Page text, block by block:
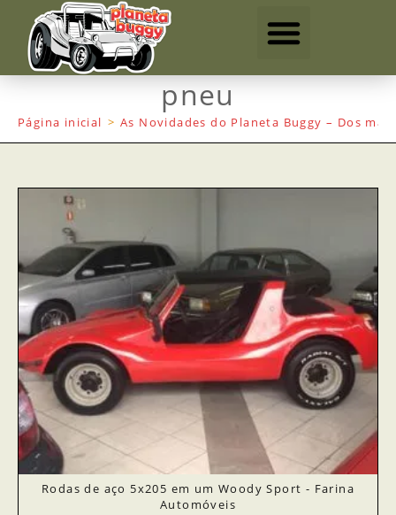
pneu
Página inicial > As Novidades do Planeta Buggy – Dos
Rodas de aço 5x205 em um Woody Sport - Farina
Automóveis